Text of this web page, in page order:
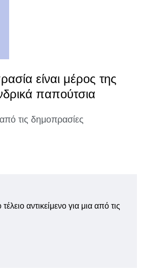
είναι μέρος της
παπούτσια
τις δημοπρασίες
τέλειο αντικείμενο για μια από τις